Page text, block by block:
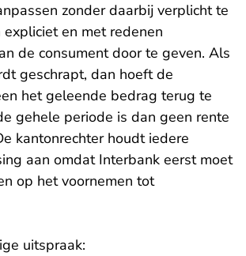
zonder daarbij verplicht te
en met redenen
de consument door te geven. Als
geschrapt, dan hoeft de
het geleende bedrag terug te
gehele periode is dan geen rente
kantonrechter houdt iedere
aan omdat Interbank eerst moet
op het voornemen tot
uitspraak: